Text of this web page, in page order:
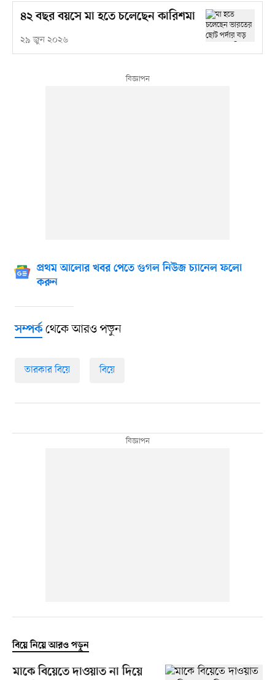
৪২ বছর বয়সে মা হতে চলেছেন কারিশমা
২৯ জুন ২০২৬
প্রথম আলোর খবর পেতে গুগল নিউজ চ্যানেল ফলো
করুন
সম্পর্কথেকে আরও পড়ুন
তারকার বিয়ে বিয়ে
বিয়ে নিয়ে আরও পড়ুন
মাকে বিয়েতে দাওয়াত না দিয়ে